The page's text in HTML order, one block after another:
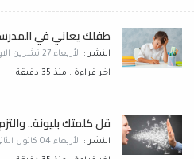
طفلك يعاني في
النشر : الأربعاء 27 تشرين الاول 2021
اخر قراءة : منذ 35 دقيقة
قل كلمتك بليونة..
النشر : الأربعاء 04 كانون الثاني 2017